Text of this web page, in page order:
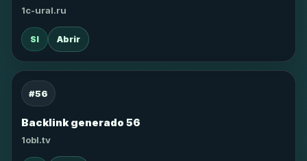
1c-ural.ru
SI Abrir
#56
Backlink generado 56
1obl.tv